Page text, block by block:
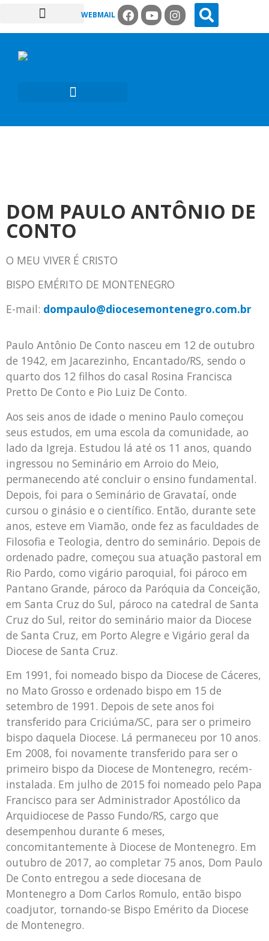
WEBMAIL
DOM PAULO ANTÔNIO DE
CONTO
O MEU VIVER É CRISTO
BISPO EMÉRITO DE MONTENEGRO
E-mail: dompaulo@diocesemontenegro.com.br
Paulo Antônio De Conto nasceu em 12 de outubro
de 1942, em Jacarezinho, Encantado/RS, sendo o
quarto dos 12 filhos do casal Rosina Francisca
Pretto De Conto e Pio Luiz De Conto.
Aos seis anos de idade o menino Paulo começou
seus estudos, em uma escola da comunidade, ao
lado da Igreja. Estudou lá até os 11 anos, quando
ingressou no Seminário em Arroio do Meio,
permanecendo até concluir o ensino fundamental.
Depois, foi para o Seminário de Gravataí, onde
cursou o ginásio e o científico. Então, durante sete
anos, esteve em Viamão, onde fez as faculdades de
Filosofia e Teologia, dentro do seminário. Depois de
ordenado padre, começou sua atuação pastoral em
Rio Pardo, como vigário paroquial, foi pároco em
Pantano Grande, pároco da Paróquia da Conceição,
em Santa Cruz do Sul, pároco na catedral de Santa
Cruz do Sul, reitor do seminário maior da Diocese
de Santa Cruz, em Porto Alegre e Vigário geral da
Diocese de Santa Cruz.
Em 1991, foi nomeado bispo da Diocese de Cáceres,
no Mato Grosso e ordenado bispo em 15 de
setembro de 1991. Depois de sete anos foi
transferido para Criciúma/SC, para ser o primeiro
bispo daquela Diocese. Lá permaneceu por 10 anos.
Em 2008, foi novamente transferido para ser o
primeiro bispo da Diocese de Montenegro, recém-
instalada. Em julho de 2015 foi nomeado pelo Papa
Francisco para ser Administrador Apostólico da
Arquidiocese de Passo Fundo/RS, cargo que
desempenhou durante 6 meses,
concomitantemente à Diocese de Montenegro. Em
outubro de 2017, ao completar 75 anos, Dom Paulo
De Conto entregou a sede diocesana de
Montenegro a Dom Carlos Romulo, então bispo
coadjutor, tornando-se Bispo Emérito da Diocese
de Montenegro.